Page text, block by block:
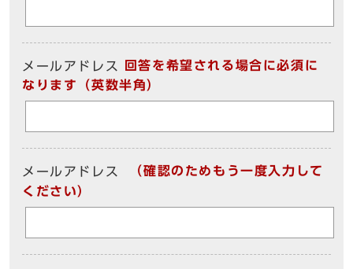
メールアドレス
回答を希望される場合に必須に
なります（英数半角）
メールアドレス
（確認のためもう一度入力して
ください）